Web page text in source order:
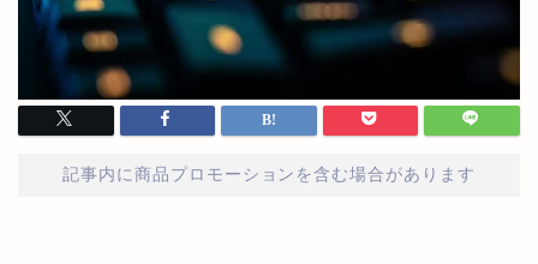
記事内に商品プロモーションを含む場合があります